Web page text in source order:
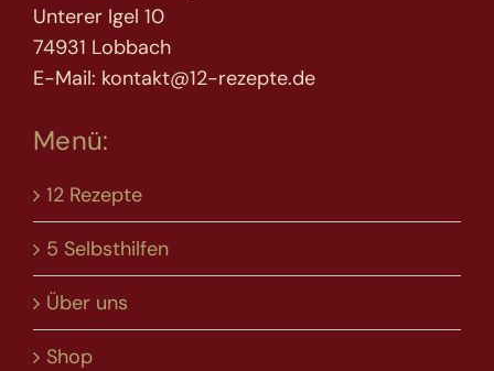
Unterer Igel 10
74931 Lobbach
E-Mail: kontakt@12-rezepte.de
Menü:
12 Rezepte
5 Selbsthilfen
Über uns
Shop